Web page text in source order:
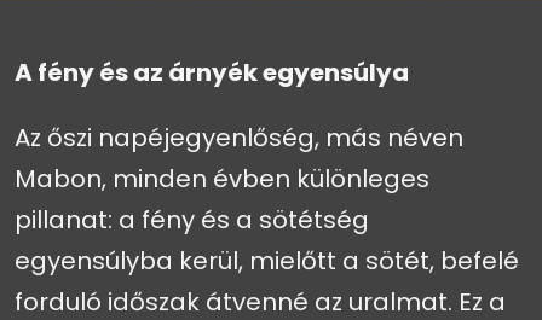
A fény és az árnyék egyensúlya
Az őszi napéjegyenlőség, más néven
Mabon, minden évben különleges
pillanat: a fény és a sötétség
egyensúlyba kerül, mielőtt a sötét, befelé
forduló időszak átvenné az uralmat. Ez a